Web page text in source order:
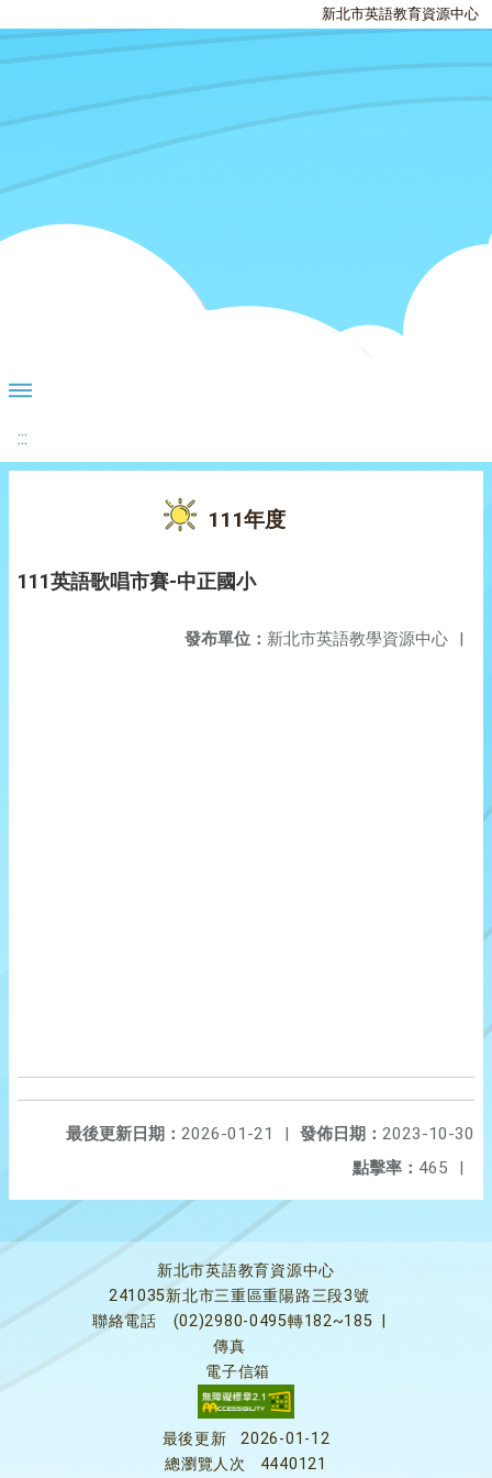
新北市英語教育資源中心
:::
111年度
111英語歌唱市賽-中正國小
發布單位： 新北市英語教學資源中心 |
發佈日期： 2023-10-30
最後更新日期： 2026-01-21
|
點擊率： 465 |
新北市英語教育資源中心
241035新北市三重區重陽路三段3號
聯絡電話
(02)2980-0495轉182~185
傳真
電子信箱
最後更新
2026-01-12
總瀏覽人次
4440121